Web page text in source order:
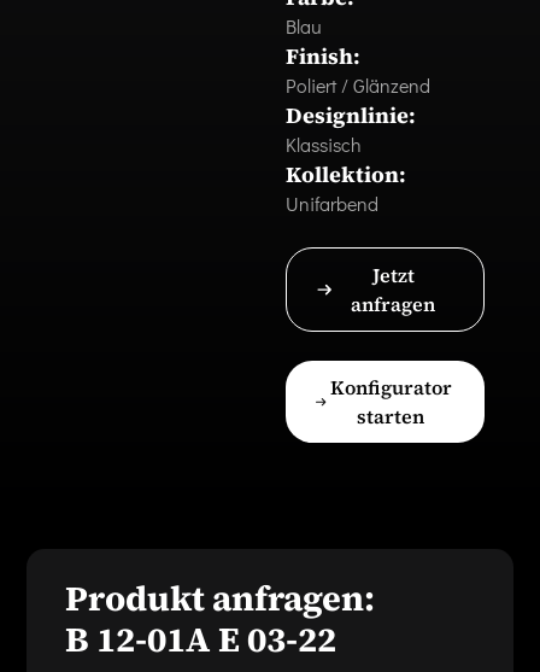
Blau
Finish:
Poliert / Glänzend
Designlinie:
Klassisch
Kollektion:
Unifarbend
Jetzt
anfragen
Konfigurator
starten
Produkt anfragen:
B 12-01A E 03-22